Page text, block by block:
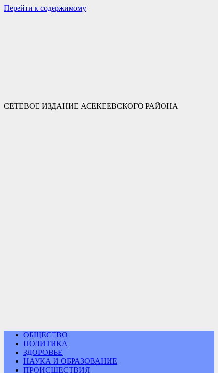
Перейти к содержимому
СЕТЕВОЕ ИЗДАНИЕ АСЕКЕЕВСКОГО РАЙОНА
ОБЩЕСТВО
ПОЛИТИКА
ЗДОРОВЬЕ
НАУКА И ОБРАЗОВАНИЕ
ПРОИСШЕСТВИЯ